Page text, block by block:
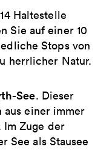
Haltestelle
Sie auf einer 10
Stops von
herrlicher Natur.
See. Dieser
aus einer immer
Zuge der
See als Stausee